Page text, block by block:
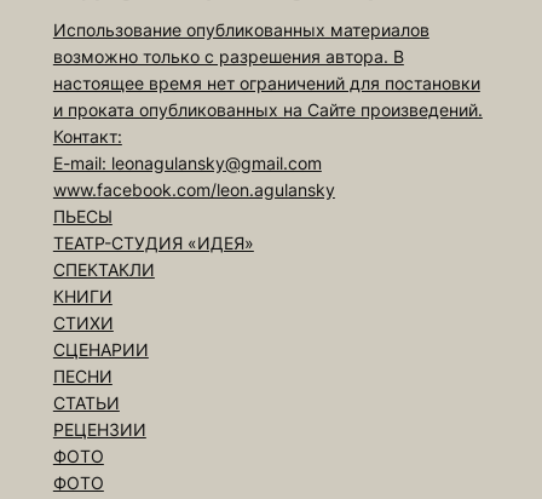
Использование опубликованных материалов
возможно только с разрешения автора. В
настоящее время нет ограничений для постановки
и проката опубликованных на Сайте произведений.
Контакт:
E-mail: leonagulansky@gmail.com
www.facebook.com/leon.agulansky
ПЬЕСЫ
ТЕАТР-СТУДИЯ «ИДЕЯ»
СПЕКТАКЛИ
КНИГИ
СТИХИ
СЦЕНАРИИ
ПЕСНИ
СТАТЬИ
РЕЦЕНЗИИ
ФОТО
ФОТО